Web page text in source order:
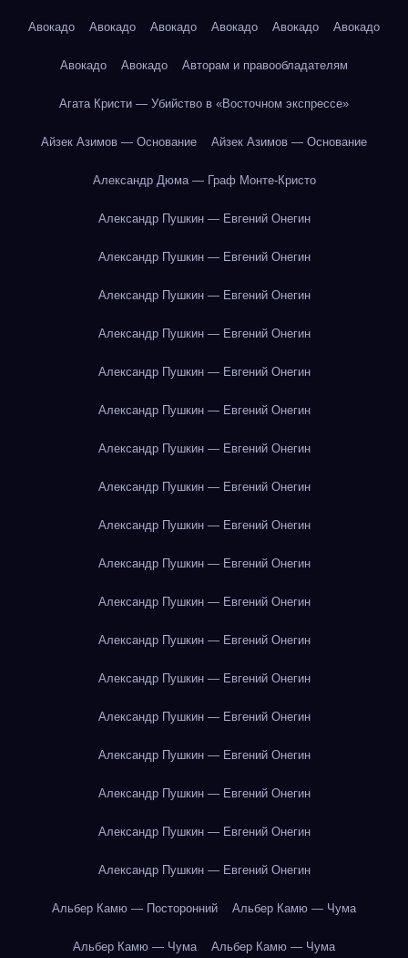
Авокадо Авокадо Авокадо Авокадо Авокадо Авокадо
Авокадо Авокадо Авторам и правообладателям
Агата Кристи — Убийство в «Восточном экспрессе»
Айзек Азимов — Основание Айзек Азимов — Основание
Александр Дюма — Граф Монте-Кристо
Александр Пушкин — Евгений Онегин
Александр Пушкин — Евгений Онегин
Александр Пушкин — Евгений Онегин
Александр Пушкин — Евгений Онегин
Александр Пушкин — Евгений Онегин
Александр Пушкин — Евгений Онегин
Александр Пушкин — Евгений Онегин
Александр Пушкин — Евгений Онегин
Александр Пушкин — Евгений Онегин
Александр Пушкин — Евгений Онегин
Александр Пушкин — Евгений Онегин
Александр Пушкин — Евгений Онегин
Александр Пушкин — Евгений Онегин
Александр Пушкин — Евгений Онегин
Александр Пушкин — Евгений Онегин
Александр Пушкин — Евгений Онегин
Александр Пушкин — Евгений Онегин
Александр Пушкин — Евгений Онегин
Альбер Камю — Посторонний Альбер Камю — Чума
Альбер Камю — Чума Альбер Камю — Чума